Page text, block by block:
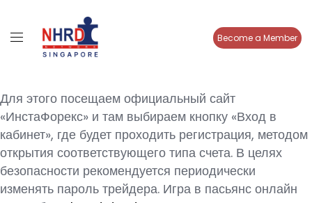
Become a Member
Для этого посещаем официальный сайт
«ИнстаФорекс» и там выбираем кнопку «Вход в
кабинет», где будет проходить регистрация, методом
открытия соответствующего типа счета. В целях
безопасности рекомендуется периодически
изменять пароль трейдера. Игра в пасьянс онлайн